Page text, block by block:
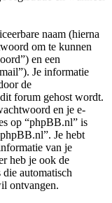
naam (hierna
om te kunnen
en een
Je informatie
de
forum gehost wordt.
en je e-
op “phpBB.nl” is
Je hebt
van je
heb je ook de
automatisch
ontvangen.